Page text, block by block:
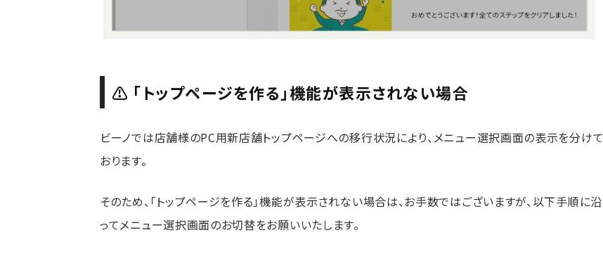
⚠ 「トップページを作る」機能が表示されない場合
ビーノでは店舗様のPC用新店舗トップページへの移行状況により、メニュー選択画面の表示を分けて
おります。
そのため、「トップページを作る」機能が表示されない場合は、お手数ではございますが、以下手順に沿
ってメニュー選択画面のお切替をお願いいたします。